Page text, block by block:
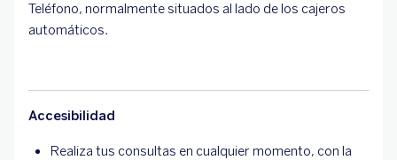
Teléfono, normalmente situados al lado de los cajeros
automáticos.
Accesibilidad
Realiza tus consultas en cualquier momento, con la